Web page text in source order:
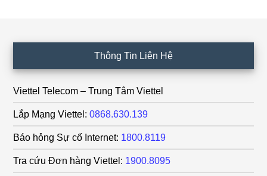
Thông Tin Liên Hệ
Viettel Telecom – Trung Tâm Viettel
Lắp Mạng Viettel: 0868.630.139
Báo hỏng Sự cố Internet: 1800.8119
Tra cứu Đơn hàng Viettel: 1900.8095